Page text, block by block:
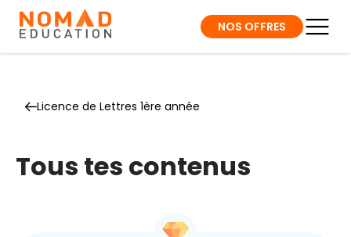
NOS OFFRES
Licence de Lettres 1ère année
Tous tes contenus